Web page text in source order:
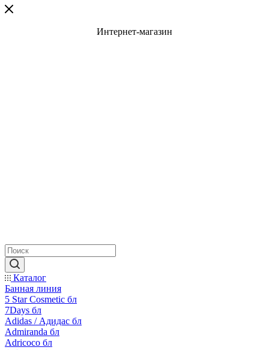
Интернет-магазин
Каталог
Банная линия
5 Star Cosmetic бл
7Days бл
Adidas / Адидас бл
Admiranda бл
Adricoco бл